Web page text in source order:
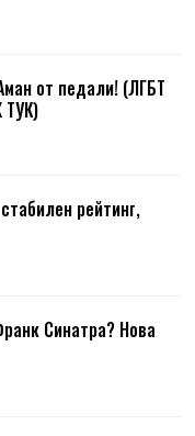
от педали! (ЛГБТ
ТУК)
рейтинг,
Синатра? Нова